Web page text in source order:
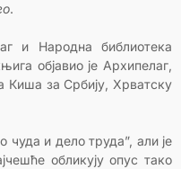
.
и Народна библиотека
објавио је Архипелаг,
Киша за Србију, Хрватску
и дело труда”, али је
обликују опус тако